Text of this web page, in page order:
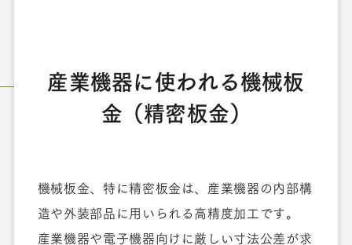
産業機器に使われる機械板
金（精密板金）
機械板金、特に精密板金は、産業機器の内部構
造や外装部品に用いられる高精度加工です。
産業機器や電子機器向けに厳しい寸法公差が求